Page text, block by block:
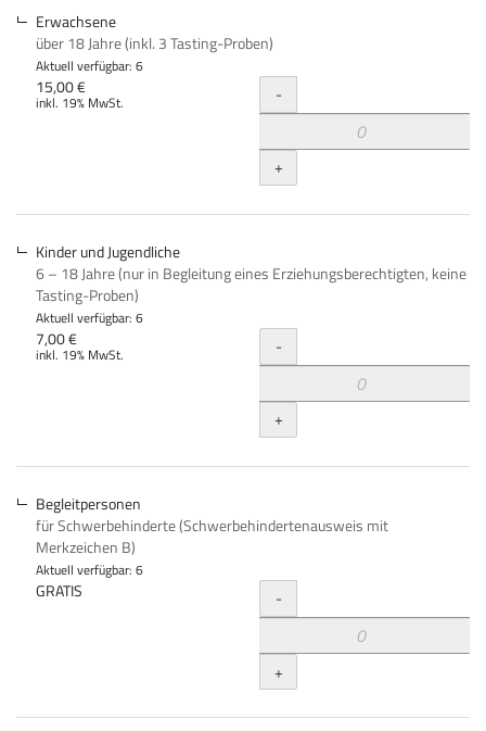
Erwachsene
über 18 Jahre (inkl. 3 Tasting-Proben)
Aktuell verfügbar: 6
15,00 €
inkl. 19% MwSt. Menge
-
+
Kinder und Jugendliche
6 – 18 Jahre (nur in Begleitung eines Erziehungsberechtigten, keine
Tasting-Proben)
Aktuell verfügbar: 6
7,00 €
inkl. 19% MwSt. Menge
-
+
Begleitpersonen
für Schwerbehinderte (Schwerbehindertenausweis mit
Merkzeichen B)
Aktuell verfügbar: 6
GRATIS Menge
-
+